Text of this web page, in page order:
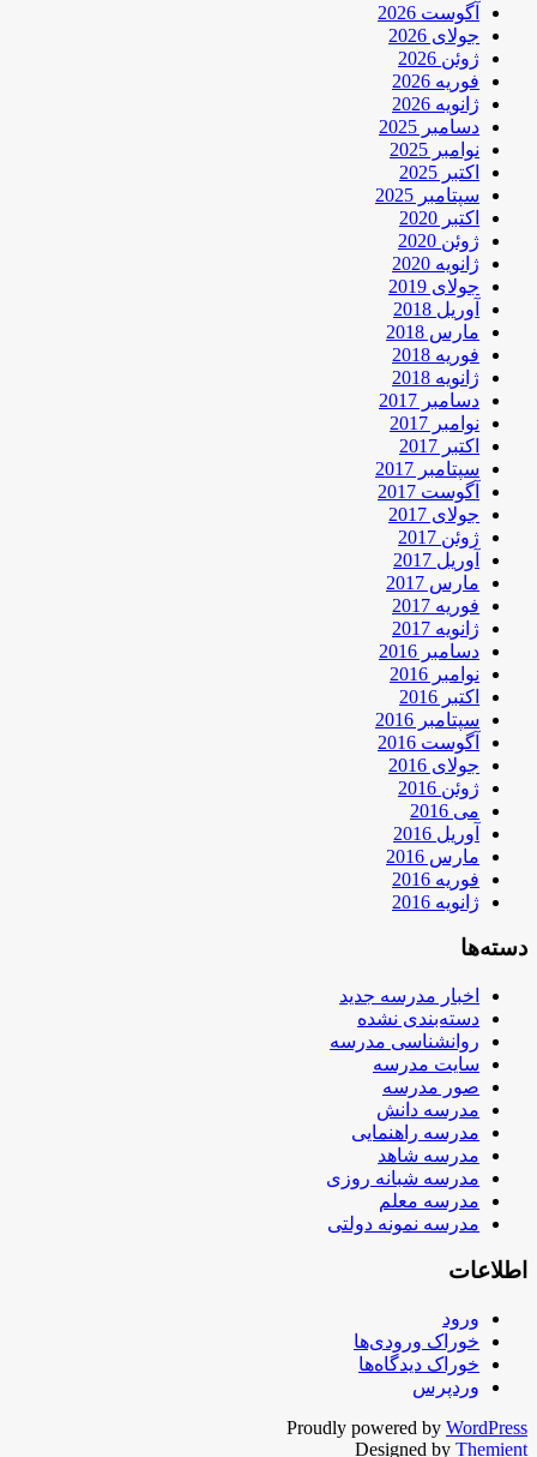
آگوست 2026
جولای 2026
ژوئن 2026
فوریه 2026
ژانویه 2026
دسامبر 2025
نوامبر 2025
اکتبر 2025
سپتامبر 2025
اکتبر 2020
ژوئن 2020
ژانویه 2020
جولای 2019
آوریل 2018
مارس 2018
فوریه 2018
ژانویه 2018
دسامبر 2017
نوامبر 2017
اکتبر 2017
سپتامبر 2017
آگوست 2017
جولای 2017
ژوئن 2017
آوریل 2017
مارس 2017
فوریه 2017
ژانویه 2017
دسامبر 2016
نوامبر 2016
اکتبر 2016
سپتامبر 2016
آگوست 2016
جولای 2016
ژوئن 2016
می 2016
آوریل 2016
مارس 2016
فوریه 2016
ژانویه 2016
دسته‌ها
اخبار مدرسه جدید
دسته‌بندی نشده
روانشناسی مدرسه
سایت مدرسه
صور مدرسه
مدرسه دانش
مدرسه راهنمایی
مدرسه شاهد
مدرسه شبانه روزی
مدرسه معلم
مدرسه نمونه دولتی
اطلاعات
ورود
خوراک ورودی‌ها
خوراک دیدگاه‌ها
وردپرس
Proudly powered by WordPress
Designed by Themient